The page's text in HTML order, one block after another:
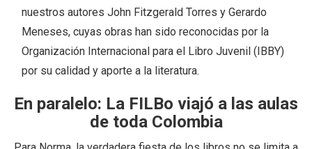
nuestros autores John Fitzgerald Torres y Gerardo
Meneses, cuyas obras han sido reconocidas por la
Organización Internacional para el Libro Juvenil (IBBY)
por su calidad y aporte a la literatura.
En paralelo: La FILBo viajó a las aulas
de toda Colombia